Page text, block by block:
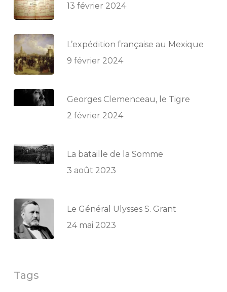
13 février 2024
L’expédition française au Mexique
9 février 2024
Georges Clemenceau, le Tigre
2 février 2024
La bataille de la Somme
3 août 2023
Le Général Ulysses S. Grant
24 mai 2023
Tags